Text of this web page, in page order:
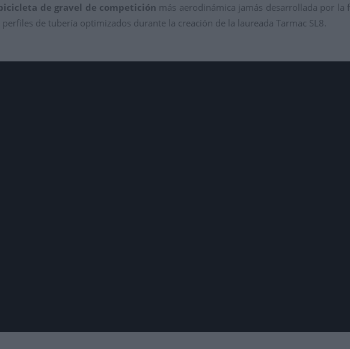
de gravel de competición más aerodinámica jamás desarrollada por la
de tubería optimizados durante la creación de la laureada Tarmac SL8.